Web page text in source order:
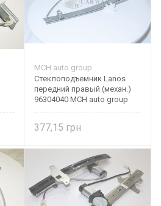
MCH auto group
Стеклоподъемник Lanos
передний правый (механ.)
96304040 MCH auto group
377,15